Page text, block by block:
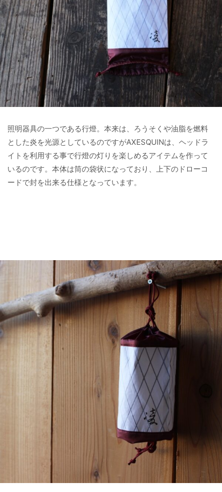
照明器具の一つである行燈。本来は、ろうそくや油脂を燃料
とした炎を光源としているのですがAXESQUINは、ヘッドラ
イトを利用する事で行燈の灯りを楽しめるアイテムを作って
いるのです。本体は筒の袋状になっており、上下のドローコ
ードで封を出来る仕様となっています。